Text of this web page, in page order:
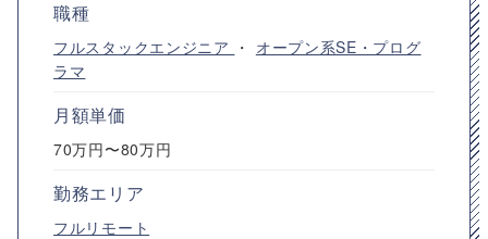
職種
フルスタックエンジニア ・ オープン系SE・プログ
ラマ
月額単価
70万円〜80万円
勤務エリア
フルリモート